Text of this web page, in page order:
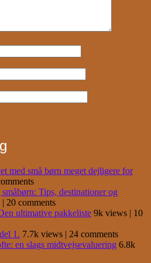
med små børn meget dejligere for
Tips, destinationer og
| 20 comments
ultimative pakkeliste 9k views | 10
1. 7.7k views | 24 comments
en slags midtvejsevaluering 6.8k